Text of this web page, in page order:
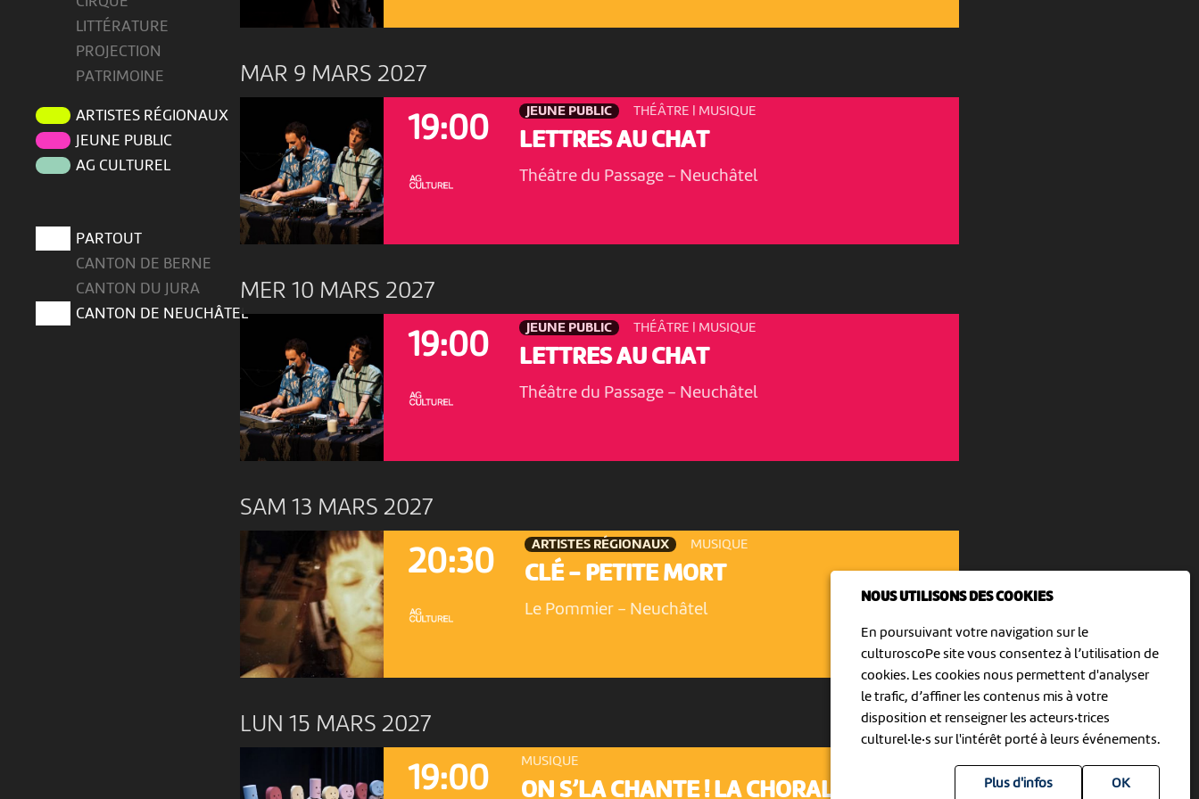
NOUS UTILISONS DES COOKIES
En poursuivant votre navigation sur le
culturoscoPe site vous consentez à l’utilisation de
cookies. Les cookies nous permettent d'analyser
le trafic, d’affiner les contenus mis à votre
disposition et renseigner les acteurs·trices
culturel·le·s sur l'intérêt porté à leurs événements.
Plus d'infos
LITTÉRATURE
PROJECTION
PATRIMOINE
ARTISTES RÉGIONAUX
JEUNE PUBLIC
AG CULTUREL
PARTOUT
CANTON DE BERNE
CANTON DU JURA
CANTON DE NEUCHÂTEL
MAR 9 MARS 2027
19:00
JEUNE PUBLIC THÉÂTRE | MUSIQUE
LETTRES AU CHAT
Théâtre du Passage - Neuchâtel
MER 10 MARS 2027
19:00
JEUNE PUBLIC THÉÂTRE | MUSIQUE
LETTRES AU CHAT
Théâtre du Passage - Neuchâtel
SAM 13 MARS 2027
20:30
ARTISTES RÉGIONAUX MUSIQUE
CLÉ - PETITE MORT
Le Pommier - Neuchâtel
LUN 15 MARS 2027
19:00 MUSIQUE
ON S’LA CHANTE ! LA CHORALE